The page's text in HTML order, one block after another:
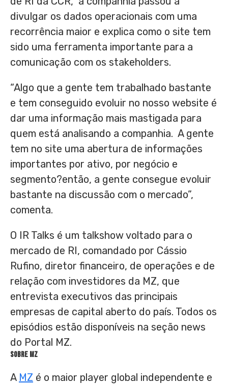
divulgar os dados operacionais com uma
recorrência maior e explica como o site tem
sido uma ferramenta importante para a
comunicação com os stakeholders.
“Algo que a gente tem trabalhado bastante
e tem conseguido evoluir no nosso website é
dar uma informação mais mastigada para
quem está analisando a companhia. A gente
tem no site uma abertura de informações
importantes por ativo, por negócio e
segmento?então, a gente consegue evoluir
bastante na discussão com o mercado”,
comenta.
O IR Talks é um talkshow voltado para o
mercado de RI, comandado por Cássio
Rufino, diretor financeiro, de operações e de
relação com investidores da MZ, que
entrevista executivos das principais
empresas de capital aberto do país. Todos os
episódios estão disponíveis na seção news
do Portal MZ.
Sobre MZ
A MZ é o maior player global independente e